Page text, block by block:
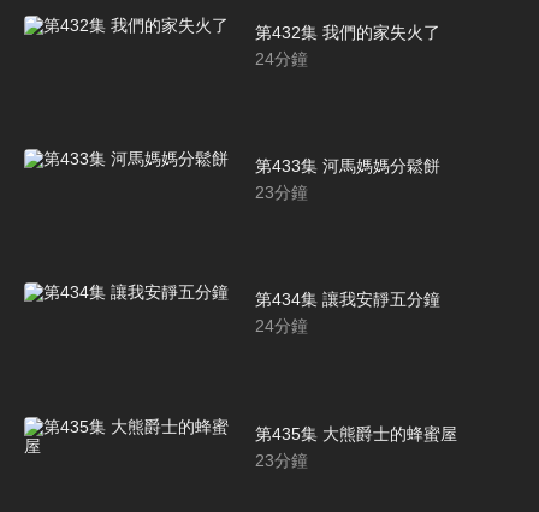
第432集 我們的家失火了
24分鐘
第433集 河馬媽媽分鬆餅
23分鐘
第434集 讓我安靜五分鐘
24分鐘
第435集 大熊爵士的蜂蜜屋
23分鐘